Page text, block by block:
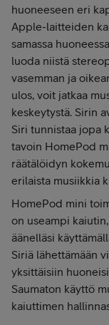
huoneeseen eri
Apple-laitteiden
samassa
luoda niistä
vasemman ja
ulos, voit jatkaa
keskeytystä. Sirin
Siri tunnistaa jopa
tavoin HomePod
räätälöidyn
erilaista musiikkia
HomePod mini
on useampi
äänelläsi
Siriä lähettämään
yksittäisiin
Saumaton käyttö
kaiuttimen